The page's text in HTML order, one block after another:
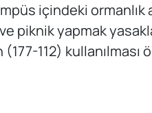
içindeki ormanlık
piknik yapmak
112)